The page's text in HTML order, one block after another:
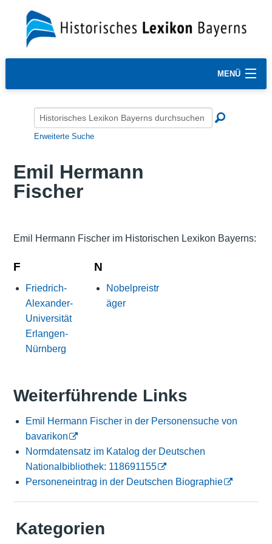
MENÜ
Erweiterte Suche
Emil Hermann
Fischer
Emil Hermann Fischer im Historischen Lexikon Bayerns:
F
Friedrich-
Alexander-
Universität
Erlangen-
Nürnberg
N
Nobelpreistr
äger
Weiterführende Links
Emil Hermann Fischer in der Personensuche von
bavarikon
Normdatensatz im Katalog der Deutschen
Nationalbibliothek: 118691155
Personeneintrag in der Deutschen Biographie
Kategorien